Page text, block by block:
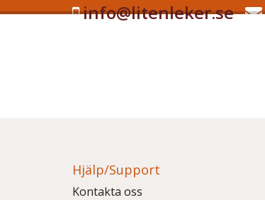
info@litenleker.se
Hjälp/Support
Kontakta oss